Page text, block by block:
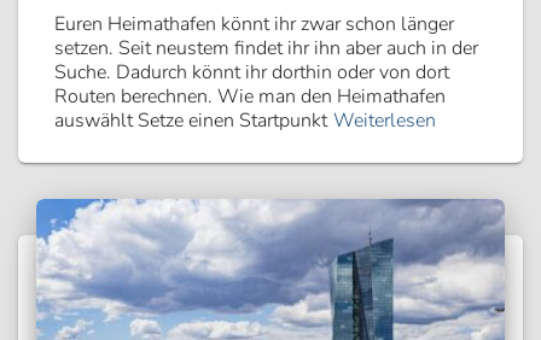
Euren Heimathafen könnt ihr zwar schon länger
setzen. Seit neustem findet ihr ihn aber auch in der
Suche. Dadurch könnt ihr dorthin oder von dort
Routen berechnen. Wie man den Heimathafen
auswählt Setze einen Startpunkt Weiterlesen